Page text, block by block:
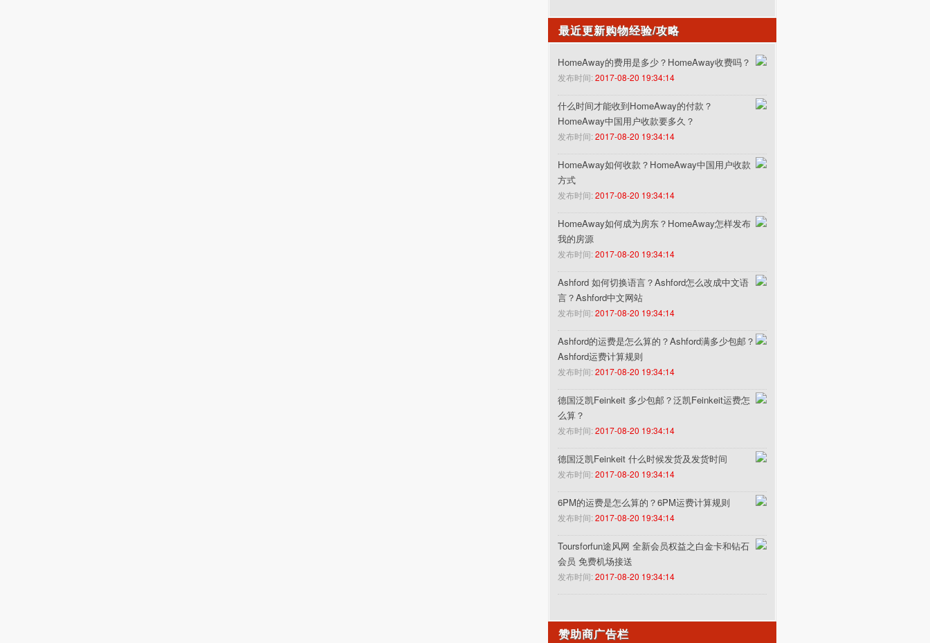
最近更新购物经验/攻略
HomeAway的费用是多少？HomeAway收费吗？
发布时间: 2017-08-20 19:34:14
什么时间才能收到HomeAway的付款？
HomeAway中国用户收款要多久？
发布时间: 2017-08-20 19:34:14
HomeAway如何收款？HomeAway中国用户收款
方式
发布时间: 2017-08-20 19:34:14
HomeAway如何成为房东？HomeAway怎样发布
我的房源
发布时间: 2017-08-20 19:34:14
Ashford 如何切换语言？Ashford怎么改成中文语
言？Ashford中文网站
发布时间: 2017-08-20 19:34:14
Ashford的运费是怎么算的？Ashford满多少包邮？
Ashford运费计算规则
发布时间: 2017-08-20 19:34:14
德国泛凯Feinkeit 多少包邮？泛凯Feinkeit运费怎
么算？
发布时间: 2017-08-20 19:34:14
德国泛凯Feinkeit 什么时候发货及发货时间
发布时间: 2017-08-20 19:34:14
6PM的运费是怎么算的？6PM运费计算规则
发布时间: 2017-08-20 19:34:14
Toursforfun途风网 全新会员权益之白金卡和钻石
会员 免费机场接送
发布时间: 2017-08-20 19:34:14
赞助商广告栏